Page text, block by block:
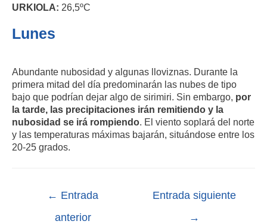
URKIOLA: 26,5ºC
Lunes
Abundante nubosidad y algunas lloviznas. Durante la
primera mitad del día predominarán las nubes de tipo
bajo que podrían dejar algo de sirimiri. Sin embargo, por
la tarde, las precipitaciones irán remitiendo y la
nubosidad se irá rompiendo. El viento soplará del norte
y las temperaturas máximas bajarán, situándose entre los
20-25 grados.
← Entrada
anterior
Entrada siguiente
→